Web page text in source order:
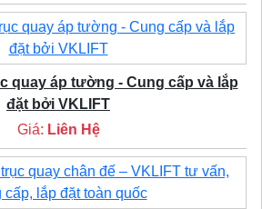
quay áp tường - Cung cấp và lắp
đặt bởi VKLIFT
Giá: Liên Hệ